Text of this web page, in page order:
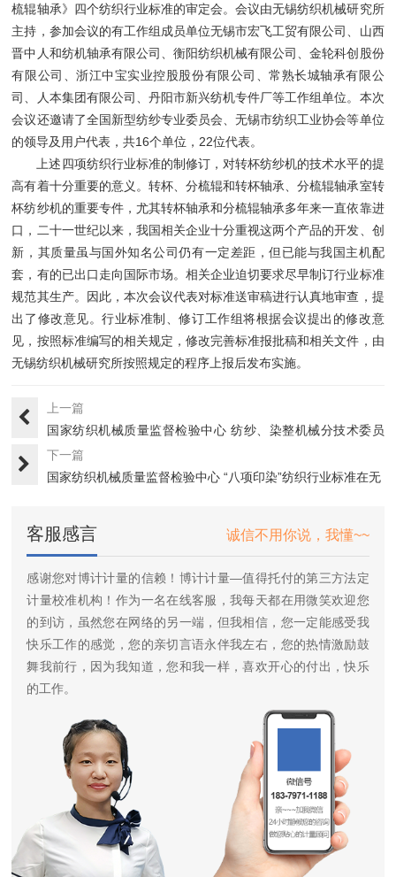
梳辊轴承》四个纺织行业标准的审定会。会议由无锡纺织机械研究所
主持，参加会议的有工作组成员单位无锡市宏飞工贸有限公司、山西
晋中人和纺机轴承有限公司、衡阳纺织机械有限公司、金轮科创股份
有限公司、浙江中宝实业控股股份有限公司、常熟长城轴承有限公
司、人本集团有限公司、丹阳市新兴纺机专件厂等工作组单位。本次
会议还邀请了全国新型纺纱专业委员会、无锡市纺织工业协会等单位
的领导及用户代表，共16个单位，22位代表。
上述四项纺织行业标准的制修订，对转杯纺纱机的技术水平的提
高有着十分重要的意义。转杯、分梳辊和转杯轴承、分梳辊轴承室转
杯纺纱机的重要专件，尤其转杯轴承和分梳辊轴承多年来一直依靠进
口，二十一世纪以来，我国相关企业十分重视这两个产品的开发、创
新，其质量虽与国外知名公司仍有一定差距，但已能与我国主机配
套，有的已出口走向国际市场。相关企业迫切要求尽早制订行业标准
规范其生产。因此，本次会议代表对标准送审稿进行认真地审查，提
出了修改意见。行业标准制、修订工作组将根据会议提出的修改意
见，按照标准编写的相关规定，修改完善标准报批稿和相关文件，由
无锡纺织机械研究所按照规定的程序上报后发布实施。
上一篇
国家纺织机械质量监督检验中心 纺纱、染整机械分技术委员
会成立
下一篇
国家纺织机械质量监督检验中心 “八项印染”纺织行业标准在无
客服感言 诚信不用你说，我懂~~
感谢您对博计计量的信赖！博计计量—值得托付的第三方法定
计量校准机构！作为一名在线客服，我每天都在用微笑欢迎您
的到访，虽然您在网络的另一端，但我相信，您一定能感受我
快乐工作的感觉，您的亲切言语永伴我左右，您的热情激励鼓
舞我前行，因为我知道，您和我一样，喜欢开心的付出，快乐
的工作。